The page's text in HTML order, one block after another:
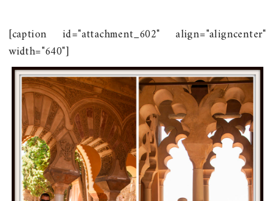
[caption id="attachment_602" align="aligncenter"
width="640"]